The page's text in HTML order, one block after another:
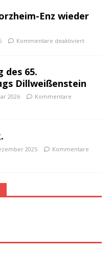
Enz wieder
Kommentare deaktiviert
des 65.
Dillweißenstein
2026
Kommentare
2025
Kommentare